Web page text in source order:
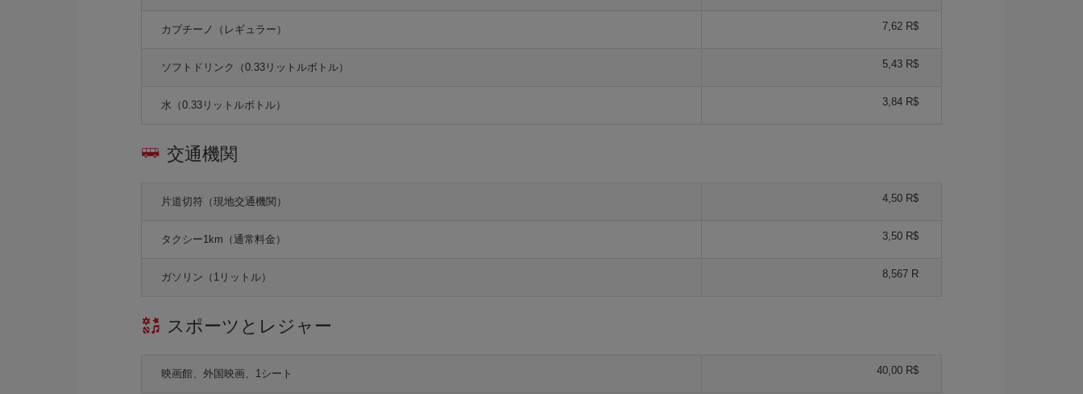
カプチーノ（レギュラー） 7,62 R$
ソフトドリンク（0.33リットルボトル） 5,43 R$
水（0.33リットルボトル） 3,84 R$
交通機関
片道切符（現地交通機関） 4,50 R$
タクシー1km（通常料金） 3,50 R$
ガソリン（1リットル） 8,567 R
スポーツとレジャー
映画館、外国映画、1シート 40,00 R$